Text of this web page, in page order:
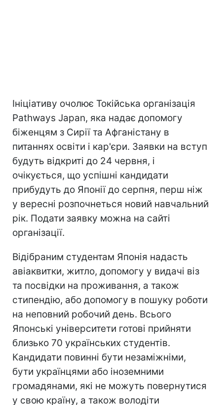
Ініціативу очолює Токійська організація
Pathways Japan, яка надає допомогу
біженцям з Сирії та Афганістану в
питаннях освіти і кар'єри. Заявки на вступ
будуть відкриті до 24 червня, і
очікується, що успішні кандидати
прибудуть до Японії до серпня, перш ніж
у вересні розпочнеться новий навчальний
рік. Подати заявку можна на сайті
організації.
Відібраним студентам Японія надасть
авіаквитки, житло, допомогу у видачі віз
та посвідки на проживання, а також
стипендію, або допомогу в пошуку роботи
на неповний робочий день. Всього
Японські університети готові прийняти
близько 70 українських студентів.
Кандидати повинні бути незаміжніми,
бути українцями або іноземними
громадянами, які не можуть повернутися
у свою країну, а також володіти